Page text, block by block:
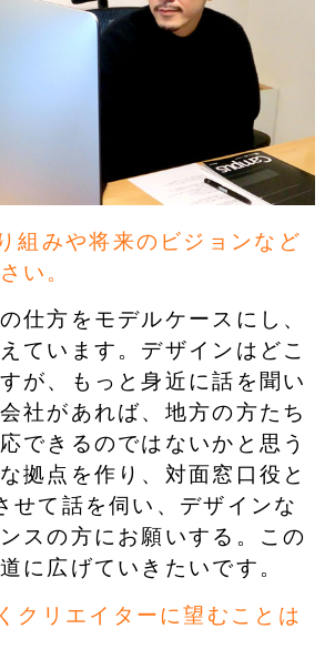
組みや将来のビジョンなど
い。
仕方をモデルケースにし、
ています。デザインはどこ
が、もっと身近に話を聞い
社があれば、地方の方たち
できるのではないかと思う
拠点を作り、対面窓口役と
せて話を伺い、デザインな
スの方にお願いする。この
に広げていきたいです。
クリエイターに望むことは